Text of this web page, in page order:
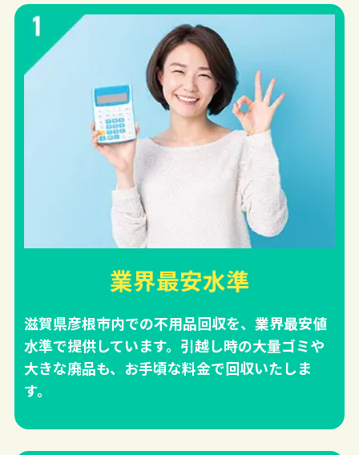
業界最安水準
滋賀県彦根市内での不用品回収を、業界最安値
水準で提供しています。引越し時の大量ゴミや
大きな廃品も、お手頃な料金で回収いたしま
す。